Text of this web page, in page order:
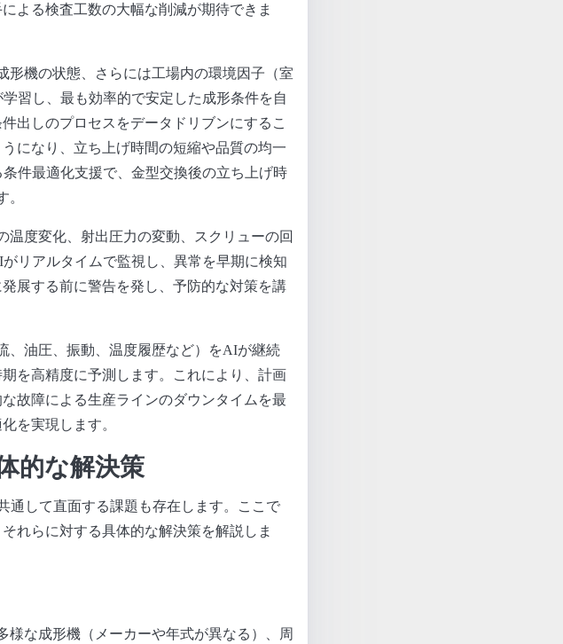
よる検査工数の大幅な削減が期待できま
形機の状態、さらには工場内の環境因子（室
習し、最も効率的で安定した成形条件を自
出しのプロセスをデータドリブンにするこ
になり、立ち上げ時間の短縮や品質の均一
件最適化支援で、金型交換後の立ち上げ時
。
温度変化、射出圧力の変動、スクリューの回
リアルタイムで監視し、異常を早期に検知
展する前に警告を発し、予防的な対策を講
、油圧、振動、温度履歴など）をAIが継続
を高精度に予測します。これにより、計画
故障による生産ラインのダウンタイムを最
を実現します。
的な解決策
通して直面する課題も存在します。ここで
れらに対する具体的な解決策を解説しま
様な成形機（メーカーや年式が異なる）、周